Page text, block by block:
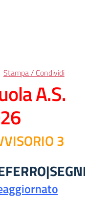
Stampa / Condividi
A.S.
3